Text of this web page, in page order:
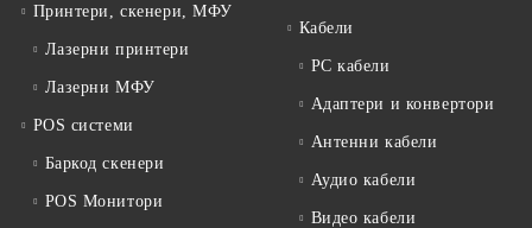
Принтери, скенери, МФУ
Лазерни принтери
Лазерни МФУ
POS системи
Баркод скенери
POS Монитори
Кабели
PC кабели
Адаптери и конвертори
Антенни кабели
Аудио кабели
Видео кабели